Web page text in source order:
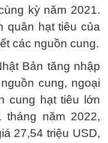
kỳ năm 2021.
quân hạt tiêu của
các nguồn cung.
Bản tăng nhập
cung, ngoại
cung hạt tiêu lớn
tháng năm 2022,
27,54 triệu USD,